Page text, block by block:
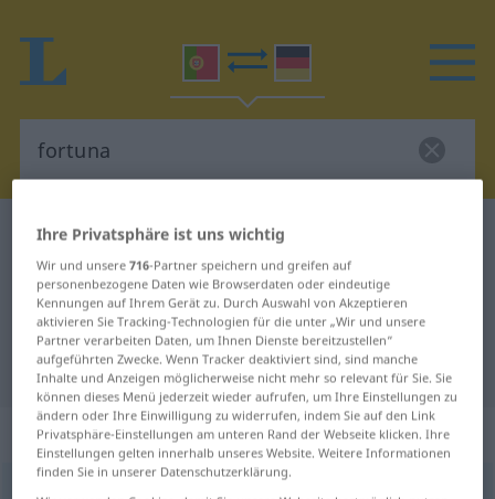
Portugiesisch-Deutsch Wörterbuch
Portugiesisch-Deutsch
Übersetzung für "fortuna"
"fortuna" Deutsch Übersetzung
„fortuna“: feminino
fortuna [furˈtunɜ]f
Ihre Privatsphäre ist uns wichtig
Wir und unsere716-Partner speichern und greifen auf
personenbezogene Daten wie Browserdaten oder eindeutige
Kennungen auf Ihrem Gerät zu. Durch Auswahl von Akzeptieren
aktivieren Sie Tracking-Technologien für die unter „Wir und unsere
Partner verarbeiten Daten, um Ihnen Dienste bereitzustellen“
aufgeführten Zwecke. Wenn Tracker deaktiviert sind, sind manche
Inhalte und Anzeigen möglicherweise nicht mehr so relevant für Sie. Sie
können dieses Menü jederzeit wieder aufrufen, um Ihre Einstellungen zu
ändern oder Ihre Einwilligung zu widerrufen, indem Sie auf den Link
Privatsphäre-Einstellungen am unteren Rand der Webseite klicken. Ihre
Einstellungen gelten innerhalb unseres Website. Weitere Informationen
finden Sie in unserer Datenschutzerklärung.